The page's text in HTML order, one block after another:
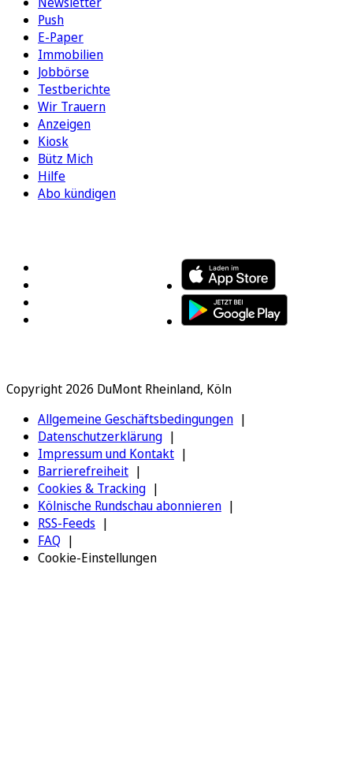
Push
E-Paper
Immobilien
Jobbörse
Testberichte
Wir Trauern
Anzeigen
Kiosk
Bütz Mich
Hilfe
Abo kündigen
Copyright 2026 DuMont Rheinland, Köln
Allgemeine Geschäftsbedingungen
Datenschutzerklärung
Impressum und Kontakt
Barrierefreiheit
Cookies & Tracking
Kölnische Rundschau abonnieren
RSS-Feeds
FAQ
Cookie-Einstellungen